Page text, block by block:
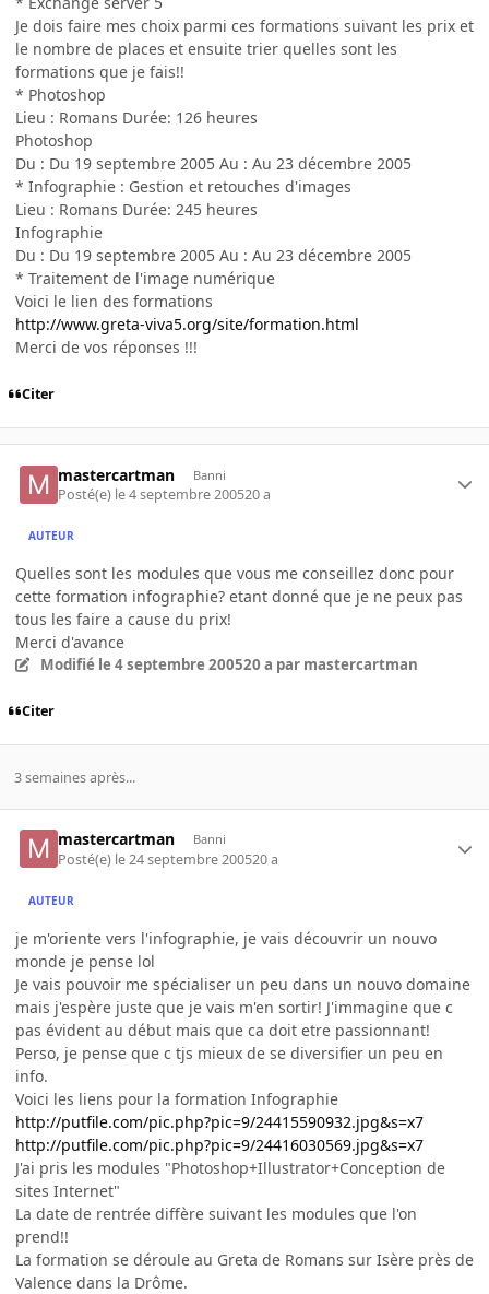
Je dois faire mes choix parmi ces formations suivant les prix et
le nombre de places et ensuite trier quelles sont les
formations que je fais!!
* Photoshop
Lieu : Romans Durée: 126 heures
Photoshop
Du : Du 19 septembre 2005 Au : Au 23 décembre 2005
* Infographie : Gestion et retouches d'images
Lieu : Romans Durée: 245 heures
Infographie
Du : Du 19 septembre 2005 Au : Au 23 décembre 2005
* Traitement de l'image numérique
Voici le lien des formations
http://www.greta-viva5.org/site/formation.html
Merci de vos réponses !!!
Citer
mastercartman Banni
Posté(e) le 4 septembre 200520 a
AUTEUR
Quelles sont les modules que vous me conseillez donc pour
cette formation infographie? etant donné que je ne peux pas
tous les faire a cause du prix!
Merci d'avance
Modifié le 4 septembre 200520 a par mastercartman
Citer
3 semaines après...
mastercartman Banni
Posté(e) le 24 septembre 200520 a
AUTEUR
je m'oriente vers l'infographie, je vais découvrir un nouvo
monde je pense lol
Je vais pouvoir me spécialiser un peu dans un nouvo domaine
mais j'espère juste que je vais m'en sortir! J'immagine que c
pas évident au début mais que ca doit etre passionnant!
Perso, je pense que c tjs mieux de se diversifier un peu en
info.
Voici les liens pour la formation Infographie
http://putfile.com/pic.php?pic=9/24415590932.jpg&s=x7
http://putfile.com/pic.php?pic=9/24416030569.jpg&s=x7
J'ai pris les modules "Photoshop+Illustrator+Conception de
sites Internet"
La date de rentrée diffère suivant les modules que l'on
prend!!
La formation se déroule au Greta de Romans sur Isère près de
Valence dans la Drôme.